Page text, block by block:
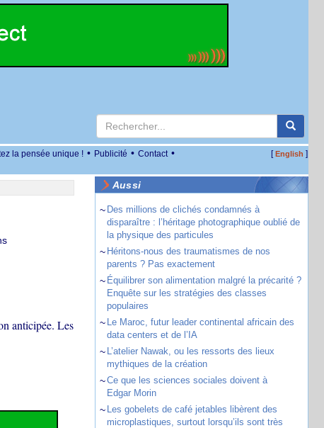
la pensée unique ! • Publicité • Contact • [English ]
anticipée. Les
Aussi
~ Des millions de clichés condamnés à
disparaître : l’héritage photographique oublié de
la physique des particules
~ Héritons-nous des traumatismes de nos
parents ? Pas exactement
~ Équilibrer son alimentation malgré la précarité ?
Enquête sur les stratégies des classes
populaires
~ Le Maroc, futur leader continental africain des
data centers et de l’IA
~ L’atelier Nawak, ou les ressorts des lieux
mythiques de la création
~Ce que les sciences sociales doivent à
Edgar Morin
~ Les gobelets de café jetables libèrent des
microplastiques, surtout lorsqu’ils sont très